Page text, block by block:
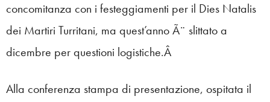
concomitanza con i festeggiamenti per il Dies Natalis
dei Martiri Turritani, ma quest’anno Ã¨ slittato a
dicembre per questioni logistiche.Â
Alla conferenza stampa di presentazione, ospitata il